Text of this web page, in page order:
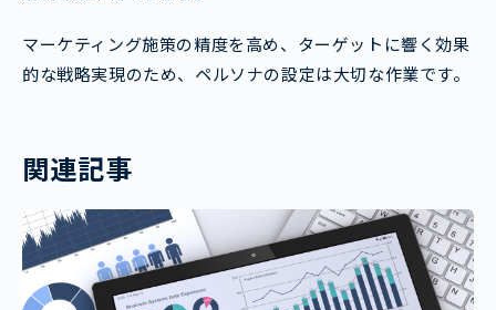
マーケティング施策の精度を高め、ターゲットに響く効果
的な戦略実現のため、ペルソナの設定は大切な作業です。
関連記事